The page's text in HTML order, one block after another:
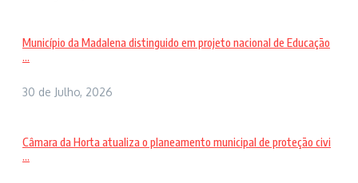
Município da Madalena distinguido em projeto nacional de Educação
...
30 de Julho, 2026
Câmara da Horta atualiza o planeamento municipal de proteção civi
...